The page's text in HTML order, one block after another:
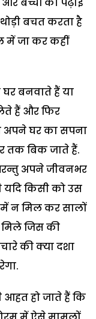
बचत करता है
में जा कर कहीं
बनवाते हैं या
हैं और फिर
अपने घर का सपना
तक बिक जाते हैं.
अपने जीवनभर
यदि किसी को उस
न मिल कर सालों
जिस की
की क्या दशा
हो जाते हैं कि